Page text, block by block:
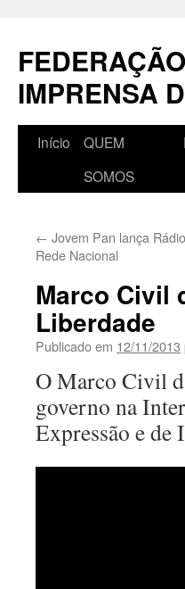
conteúdo
IMPRENSA
Início
QUEM
SOMOS
← Jovem Pan lança
Rede Nacional
Marco Civil
Liberdade
Publicado em 12/11/2013
O Marco Civil
governo na
Expressão e